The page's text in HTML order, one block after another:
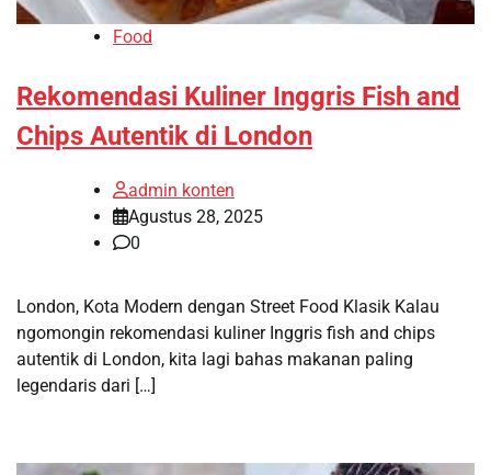
Food
Rekomendasi Kuliner Inggris Fish and
Chips Autentik di London
admin konten
Agustus 28, 2025
0
London, Kota Modern dengan Street Food Klasik Kalau
ngomongin rekomendasi kuliner Inggris fish and chips
autentik di London, kita lagi bahas makanan paling
legendaris dari […]